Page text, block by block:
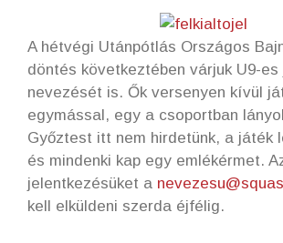
A hétvégi Utánpótlás Országos
döntés következtében várjuk U9-
nevezését is. Ők versenyen kívül
egymással, egy a csoportban
Győztest itt nem hirdetünk, a játék
és mindenki kap egy emlékérmet.
jelentkezésüket a
kell elküldeni szerda éjfélig.